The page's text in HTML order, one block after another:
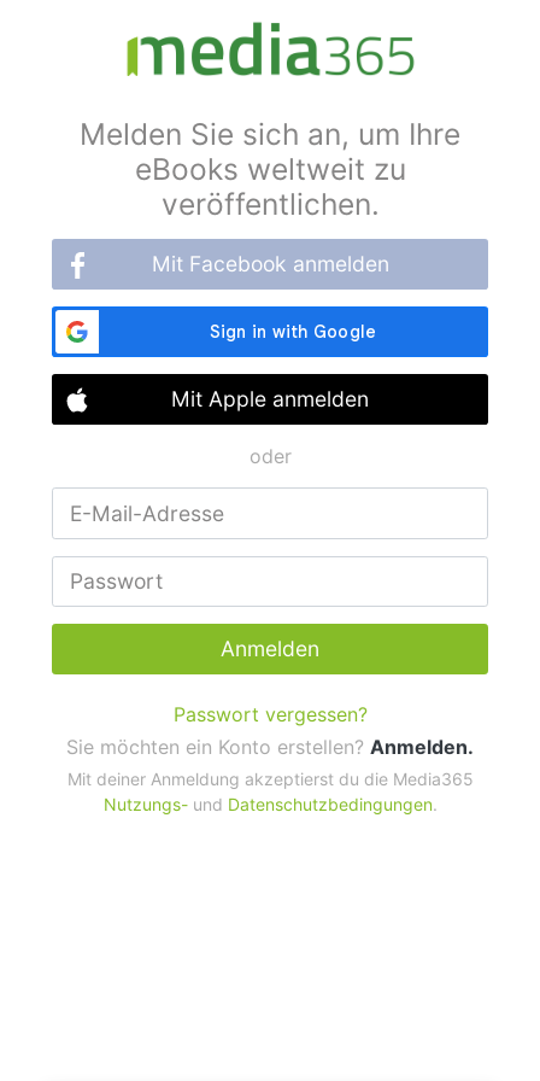
Melden Sie sich an, um Ihre
eBooks weltweit zu
veröffentlichen.
Mit Facebook anmelden
Mit Apple anmelden
oder
Anmelden
Passwort vergessen?
Sie möchten ein Konto erstellen? Anmelden.
Mit deiner Anmeldung akzeptierst du die Media365
Nutzungs-und Datenschutzbedingungen.